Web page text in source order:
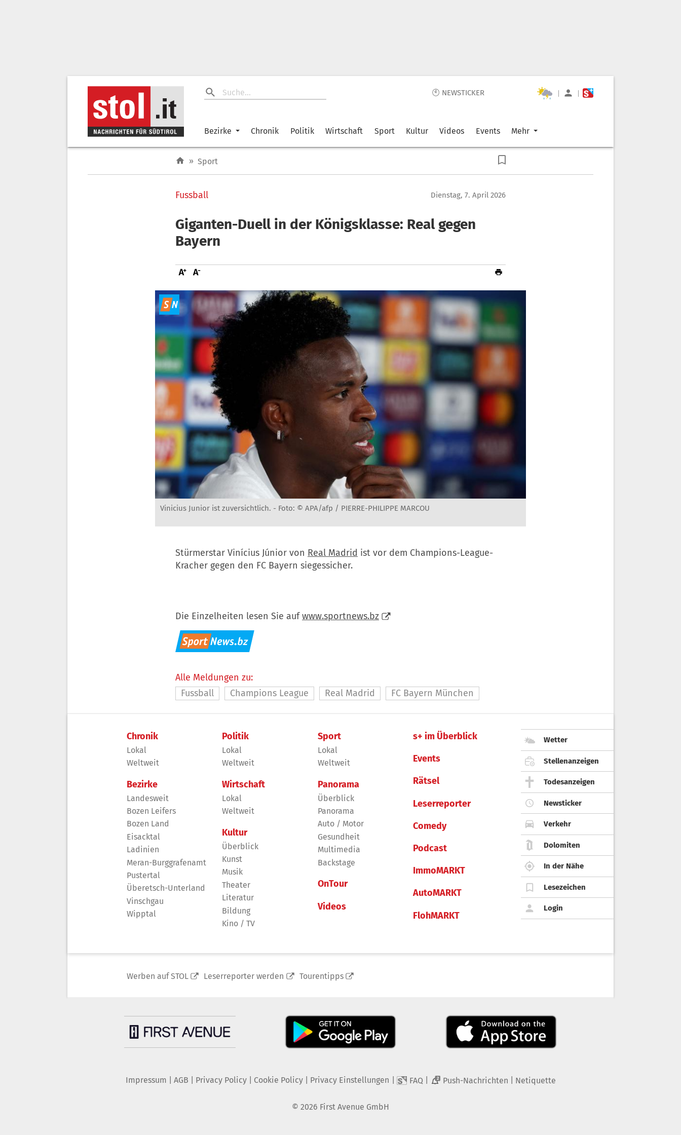
🕙 NEWSTICKER | |
Bezirke Chronik Politik Wirtschaft Sport Kultur Videos Events Mehr
» Sport
Fussball Dienstag, 7. April 2026
Giganten-Duell in der Königsklasse: Real gegen
Bayern
Vinicius Junior ist zuversichtlich. - Foto: © APA/afp / PIERRE-PHILIPPE MARCOU
Stürmerstar Vinícius Júnior von Real Madrid ist vor dem Champions-League-
Kracher gegen den FC Bayern siegessicher.
Die Einzelheiten lesen Sie aufwww.sportnews.bz
Alle Meldungen zu:
Fussball
Champions League Real Madrid FC Bayern München
Chronik
Lokal
Weltweit
Bezirke
Landesweit
Bozen Leifers
Bozen Land
Eisacktal
Ladinien
Meran-Burggrafenamt
Pustertal
Überetsch-Unterland
Vinschgau
Wipptal
Politik
Lokal
Weltweit
Wirtschaft
Lokal
Weltweit
Kultur
Überblick
Kunst
Musik
Theater
Literatur
Bildung
Kino / TV
Sport
Lokal
Weltweit
Panorama
Überblick
Panorama
Auto / Motor
Gesundheit
Multimedia
Backstage
OnTour
Videos
s+ im Überblick
Events
Rätsel
Leserreporter
Comedy
Podcast
ImmoMARKT
AutoMARKT
FlohMARKT
Wetter
Stellenanzeigen
Todesanzeigen
Newsticker
Verkehr
Dolomiten
In der Nähe
Lesezeichen
Login
Werben auf STOL Leserreporter werden Tourentipps
Impressum AGB Privacy Policy| Cookie Policy| Privacy Einstellungen FAQ 2 Push-Nachrichten Netiquette
© 2026 First Avenue GmbH